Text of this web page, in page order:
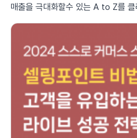
매출을 극대화할수 있는 A to Z를 클